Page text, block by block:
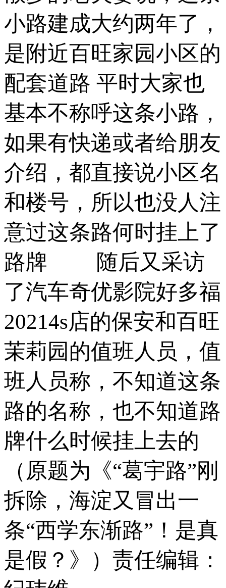
小路建成大约两年了，
是附近百旺家园小区的
配套道路 平时大家也
基本不称呼这条小路，
如果有快递或者给朋友
介绍，都直接说小区名
和楼号，所以也没人注
意过这条路何时挂上了
路牌 ­ 随后又采访
了汽车奇优影院好多福
20214s店的保安和百旺
茉莉园的值班人员，值
班人员称，不知道这条
路的名称，也不知道路
牌什么时候挂上去的
（原题为《“葛宇路”刚
拆除，海淀又冒出一
条“西学东渐路”！是真
是假？》）责任编辑：